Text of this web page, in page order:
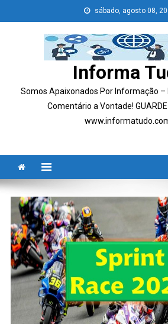
to
sábado, agosto 08,
Informa
Somos Apaixonados Por Informação –
Comentário a Vontade! GUARDE